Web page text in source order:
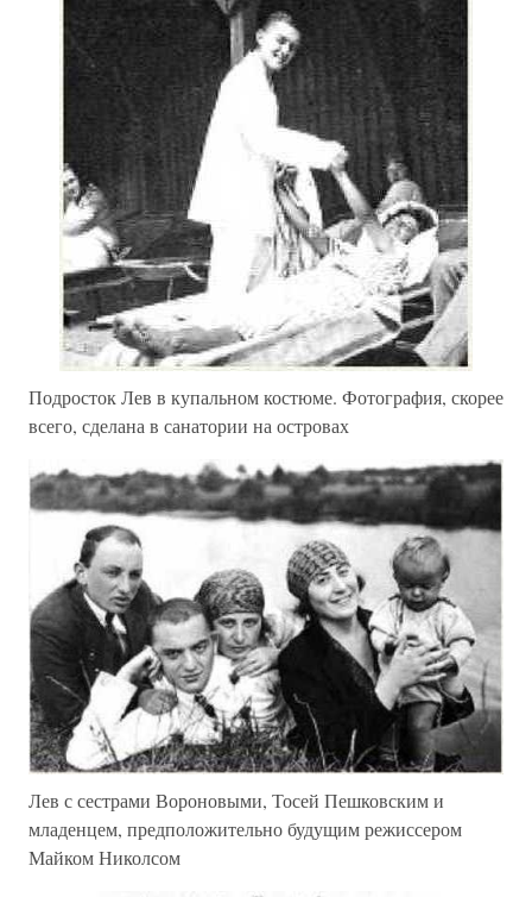
Подросток Лев в купальном костюме. Фотография, скорее
всего, сделана в санатории на островах
Лев с сестрами Вороновыми, Тосей Пешковским и
младенцем, предположительно будущим режиссером
Майком Николсом